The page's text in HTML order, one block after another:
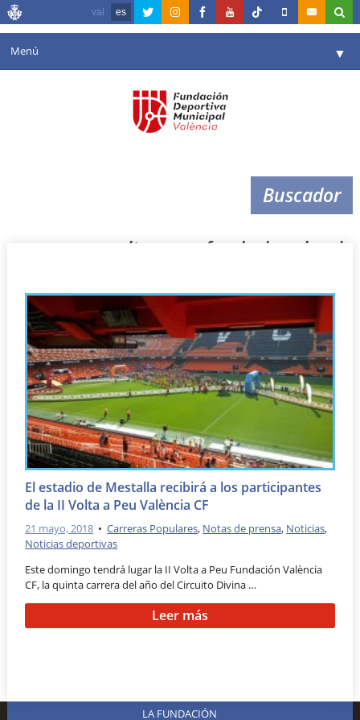
val es
Menú ▼
▼
Reservas
Buscador
volta a peu fundacio valencia
El estadio de Mestalla recibirá a los participantes
de la II Volta a Peu València CF
21 mayo, 2018 •Carreras Populares, Notas de prensa, Noticias,
Noticias deportivas
Este domingo tendrá lugar la II Volta a Peu Fundación València
CF, la quinta carrera del año del Circuito Divina …
Leer más
LA FUNDACIÓN